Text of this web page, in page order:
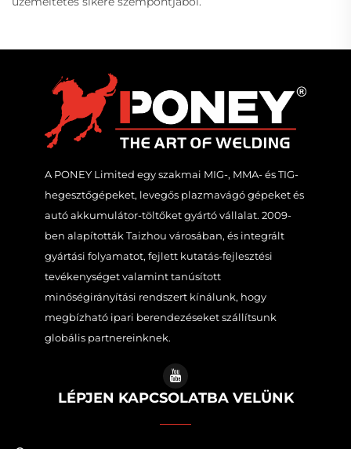
A PONEY Limited egy szakmai MIG-, MMA- és TIG-
hegesztőgépeket, levegős plazmavágó gépeket és
autó akkumulátor-töltőket gyártó vállalat. 2009-
ben alapították Taizhou városában, és integrált
gyártási folyamatot, fejlett kutatás-fejlesztési
tevékenységet valamint tanúsított
minőségirányítási rendszert kínálunk, hogy
megbízható ipari berendezéseket szállítsunk
globális partnereinknek.
LÉPJEN KAPCSOLATBA VELÜNK